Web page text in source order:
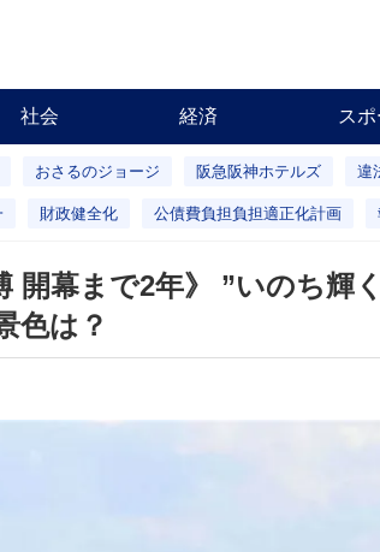
社会 経済 ス
おさるのジョージ 阪急阪神ホテルズ 違
財政健全化 公債費負担負担適正化計画
開幕まで2年》 ”いのち
色は？